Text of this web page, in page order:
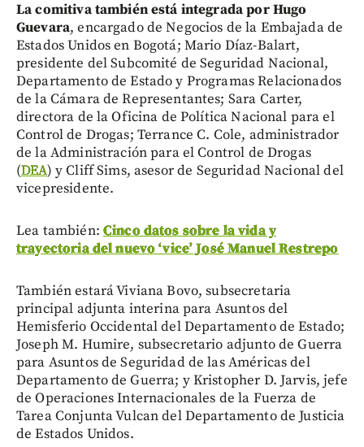
La comitiva también está integrada por Hugo
Guevara, encargado de Negocios de la Embajada de
Estados Unidos en Bogotá; Mario Díaz-Balart,
presidente del Subcomité de Seguridad Nacional,
Departamento de Estado y Programas Relacionados
de la Cámara de Representantes; Sara Carter,
directora de la Oficina de Política Nacional para el
Control de Drogas; Terrance C. Cole, administrador
de la Administración para el Control de Drogas
(DEA) y Cliff Sims, asesor de Seguridad Nacional del
vicepresidente.
Lea también: Cinco datos sobre la vida y
trayectoria del nuevo ‘vice’ José Manuel Restrepo
También estará Viviana Bovo, subsecretaria
principal adjunta interina para Asuntos del
Hemisferio Occidental del Departamento de Estado;
Joseph M. Humire, subsecretario adjunto de Guerra
para Asuntos de Seguridad de las Américas del
Departamento de Guerra; y Kristopher D. Jarvis, jefe
de Operaciones Internacionales de la Fuerza de
Tarea Conjunta Vulcan del Departamento de Justicia
de Estados Unidos.